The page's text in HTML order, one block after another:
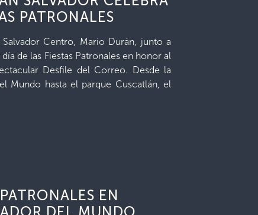
PATRONALES
Centro, Mario Durán, junto a
de las Fiestas Patronales en honor al
Desfile del Correo. Desde la
Mundo hasta el parque Cuscatlán, el
EN